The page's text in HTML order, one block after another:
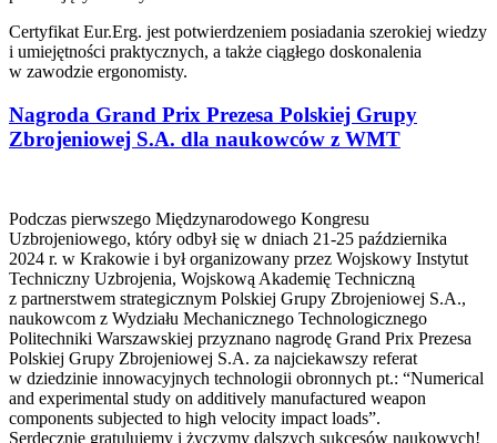
Certyfikat Eur.Erg. jest potwierdzeniem posiadania szerokiej wiedzy
i umiejętności praktycznych, a także ciągłego doskonalenia
w zawodzie ergonomisty.
Nagroda Grand Prix Prezesa Polskiej Grupy
Zbrojeniowej S.A. dla naukowców z WMT
Podczas pierwszego Międzynarodowego Kongresu
Uzbrojeniowego, który odbył się w dniach 21-25 października
2024 r. w Krakowie i był organizowany przez Wojskowy Instytut
Techniczny Uzbrojenia, Wojskową Akademię Techniczną
z partnerstwem strategicznym Polskiej Grupy Zbrojeniowej S.A.,
naukowcom z Wydziału Mechanicznego Technologicznego
Politechniki Warszawskiej przyznano nagrodę Grand Prix Prezesa
Polskiej Grupy Zbrojeniowej S.A. za najciekawszy referat
w dziedzinie innowacyjnych technologii obronnych pt.: “Numerical
and experimental study on additively manufactured weapon
components subjected to high velocity impact loads”.
Serdecznie gratulujemy i życzymy dalszych sukcesów naukowych!